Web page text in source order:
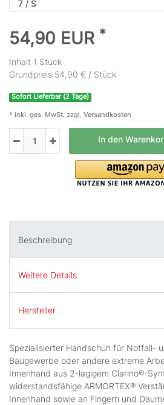
54,90 EUR *
Inhalt 1 Stück
Grundpreis 54,90 € / Stück
Sofort Lieferbar (2 Tage)
* inkl. ges. MwSt. zzgl. Versandkosten
In den
Beschreibung
Weitere Details
Hersteller
Spezialisierter Handschuh für Notfall-
Baugewerbe oder andere extreme
Innenhand aus 2-lagigem Clarino®-
widerstandsfähige ARMORTEX®
Innenhand sowie an Fingern und